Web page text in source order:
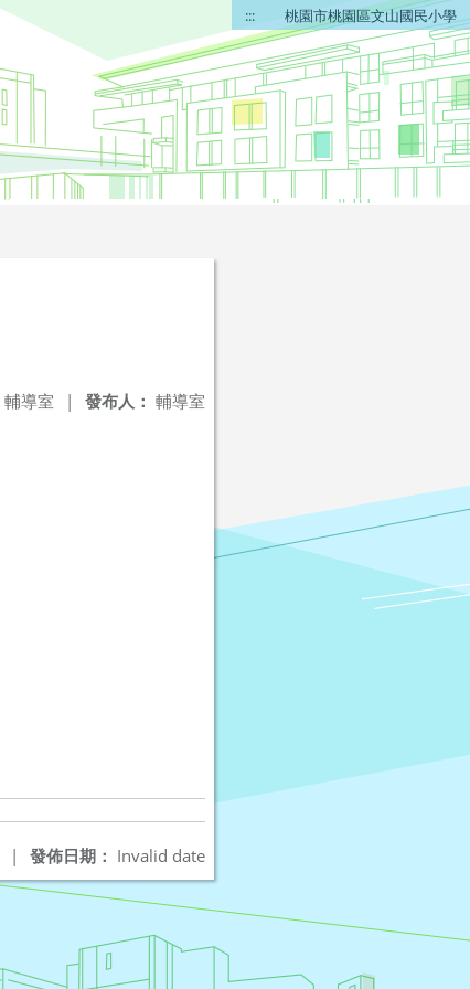
::: 桃園市桃園區文山國民小學
發布人： 輔導室
輔導室 |
發佈日期： Invalid date
|